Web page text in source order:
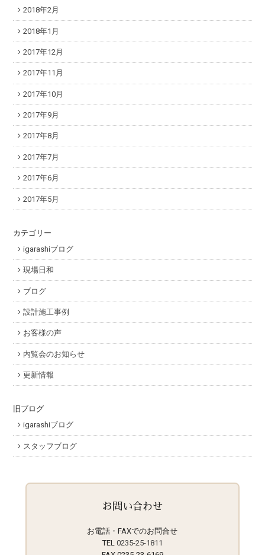
2018年2月
2018年1月
2017年12月
2017年11月
2017年10月
2017年9月
2017年8月
2017年7月
2017年6月
2017年5月
カテゴリー
igarashiブログ
現場日和
ブログ
設計施工事例
お客様の声
内覧会のお知らせ
更新情報
旧ブログ
igarashiブログ
スタッフブログ
お問い合わせ
お電話・FAXでのお問合せ
TEL 0235-25-1811